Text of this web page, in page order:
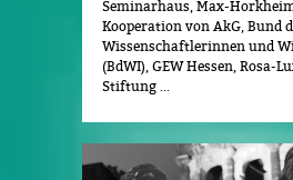
Seminarhaus, Max-
Kooperation von AkG, Bund
Wissenschaftlerinnen und
(BdWI), GEW Hessen, Rosa-
Stiftung ...